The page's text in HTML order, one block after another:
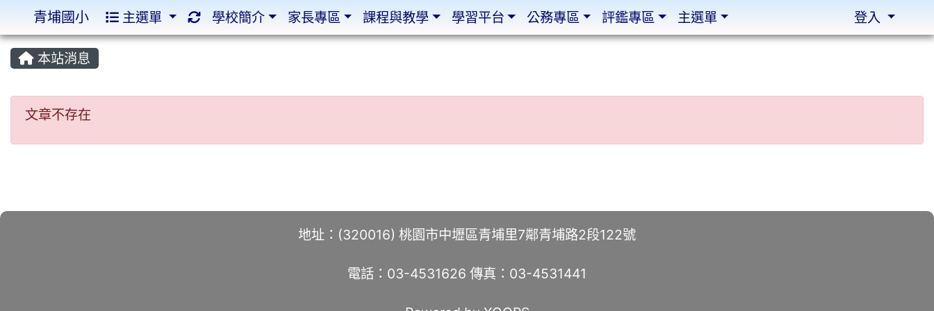
:::
本站消息
文章不存在
文章不存在
地址：(320016) 桃園市中壢區青埔里7鄰青埔路2段122號
電話：03-4531626 傳真：03-4531441
青埔國小 ::: 主選單 學校簡介 家長專區 課程與教學 學習平台 公務專區 評鑑專區 主選單 登入